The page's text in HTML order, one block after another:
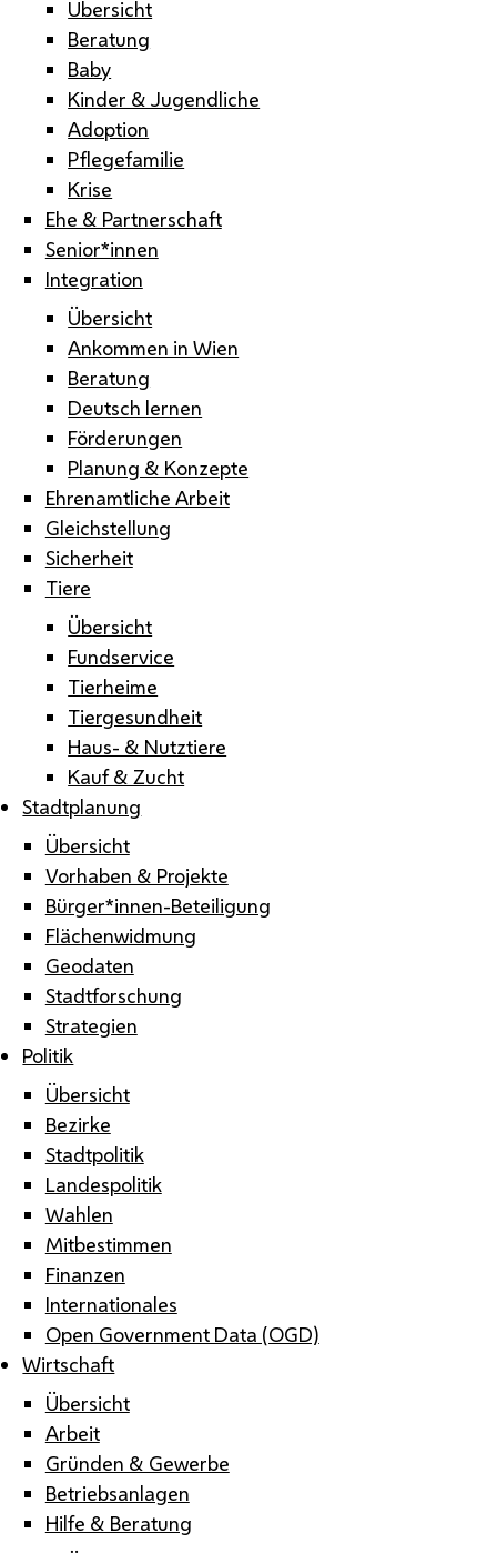
Übersicht
Beratung
Baby
Kinder & Jugendliche
Adoption
Pflegefamilie
Krise
Ehe & Partnerschaft
Senior*innen
Integration
Übersicht
Ankommen in Wien
Beratung
Deutsch lernen
Förderungen
Planung & Konzepte
Ehrenamtliche Arbeit
Gleichstellung
Sicherheit
Tiere
Übersicht
Fundservice
Tierheime
Tiergesundheit
Haus- & Nutztiere
Kauf & Zucht
Stadtplanung
Übersicht
Vorhaben & Projekte
Bürger*innen-Beteiligung
Flächenwidmung
Geodaten
Stadtforschung
Strategien
Politik
Übersicht
Bezirke
Stadtpolitik
Landespolitik
Wahlen
Mitbestimmen
Finanzen
Internationales
Open Government Data (OGD)
Wirtschaft
Übersicht
Arbeit
Gründen & Gewerbe
Betriebsanlagen
Hilfe & Beratung